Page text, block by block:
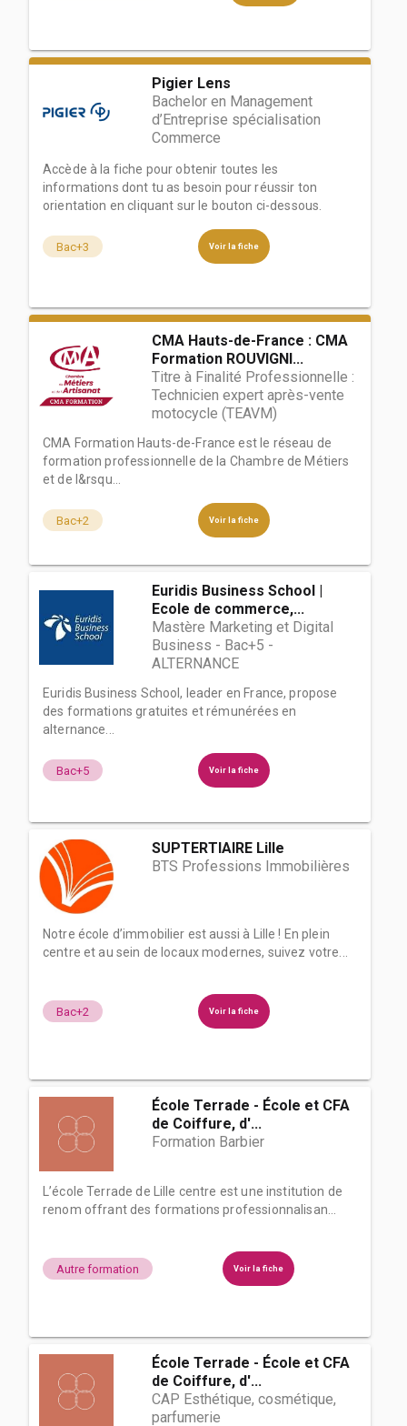
Pigier Lens
Bachelor en Management
d’Entreprise spécialisation
Commerce
Accède à la fiche pour obtenir toutes les
informations dont tu as besoin pour réussir ton
orientation en cliquant sur le bouton ci-dessous.
Bac+3 Voir la fiche
CMA Hauts-de-France : CMA
Formation ROUVIGNI...
Titre à Finalité Professionnelle :
Technicien expert après-vente
motocycle (TEAVM)
CMA Formation Hauts-de-France est le réseau de
formation professionnelle de la Chambre de Métiers
et de l&rsqu...
Bac+2 Voir la fiche
Euridis Business School |
Ecole de commerce,...
Mastère Marketing et Digital
Business - Bac+5 -
ALTERNANCE
Euridis Business School, leader en France, propose
des formations gratuites et rémunérées en
alternance...
Bac+5 Voir la fiche
SUPTERTIAIRE Lille
BTS Professions Immobilières
Notre école d’immobilier est aussi à Lille ! En plein
centre et au sein de locaux modernes, suivez votre...
Bac+2 Voir la fiche
École Terrade - École et CFA
de Coiffure, d'...
Formation Barbier
L’école Terrade de Lille centre est une institution de
renom offrant des formations professionnalisan...
Autre formation Voir la fiche
École Terrade - École et CFA
de Coiffure, d'...
CAP Esthétique, cosmétique,
parfumerie